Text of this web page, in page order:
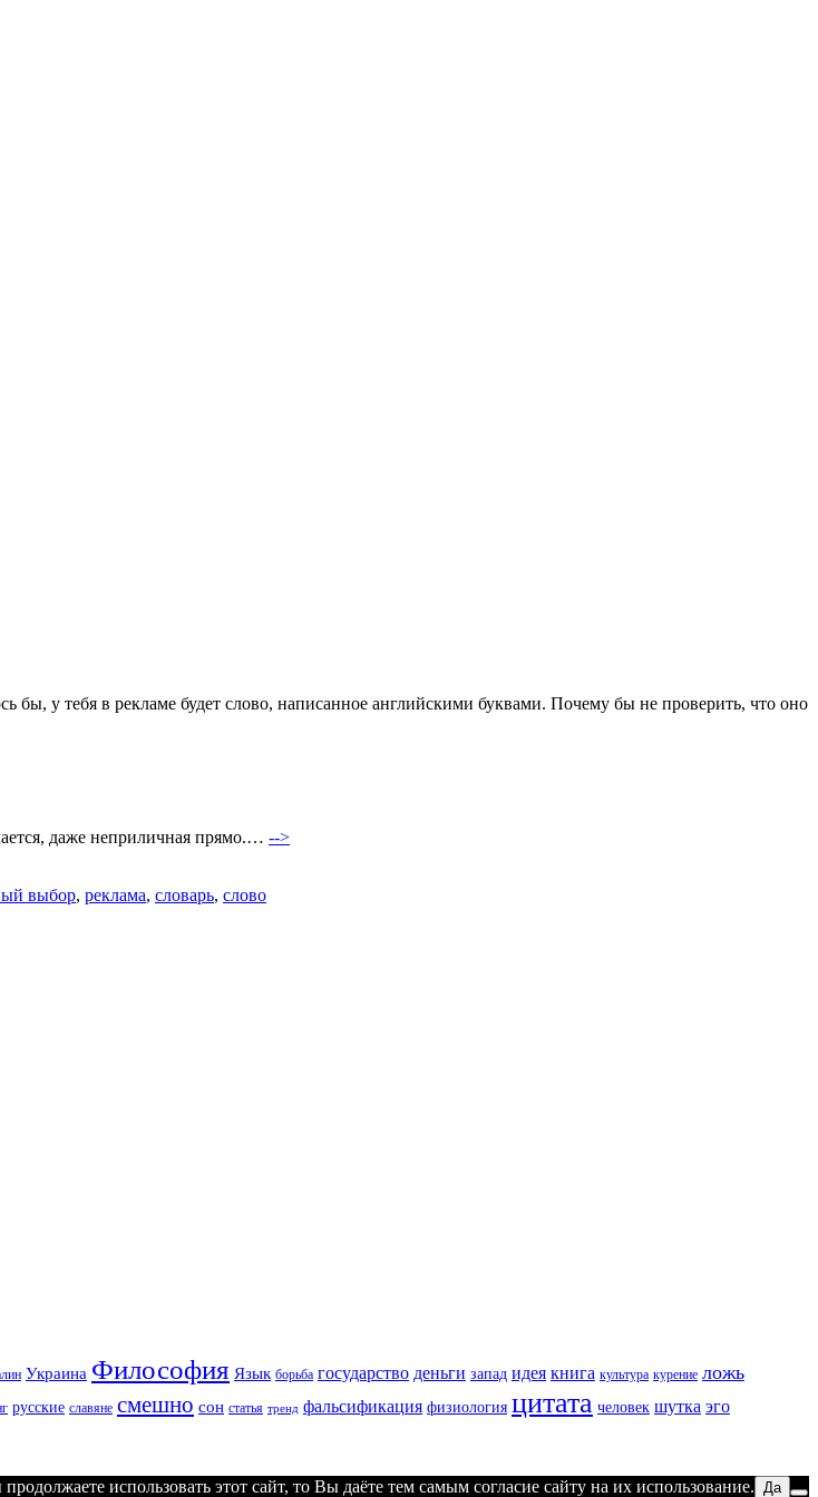
у тебя в рекламе будет слово, написанное английскими буквами. Почему бы не проверить, что оно
даже неприличная прямо.… -->
выбор, реклама, словарь, слово
Украина Философия Язык борьба государство деньги запад идея книга культура курение ложь
русские славяне смешно сон статья тренд фальсификация физиология цитата человек шутка эго
использовать этот сайт, то Вы даёте тем самым согласие сайту на их использование. Да